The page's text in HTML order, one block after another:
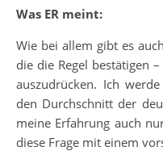
Was ER meint:
Wie bei allem gibt es
die die Regel bestätigen
auszudrücken. Ich
den Durchschnitt der
meine Erfahrung auch
diese Frage mit einem